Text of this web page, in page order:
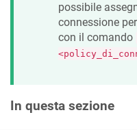
possibile
connessione
con il comando
In questa sezione